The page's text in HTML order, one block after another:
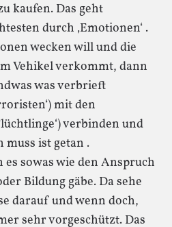
kaufen. Das geht
durch ‚Emotionen‘ .
wecken will und die
Vehikel verkommt, dann
was verbrieft
mit den
verbinden und
muss ist getan .
sowas wie den Anspruch
Bildung gäbe. Da sehe
darauf und wenn doch,
sehr vorgeschützt. Das